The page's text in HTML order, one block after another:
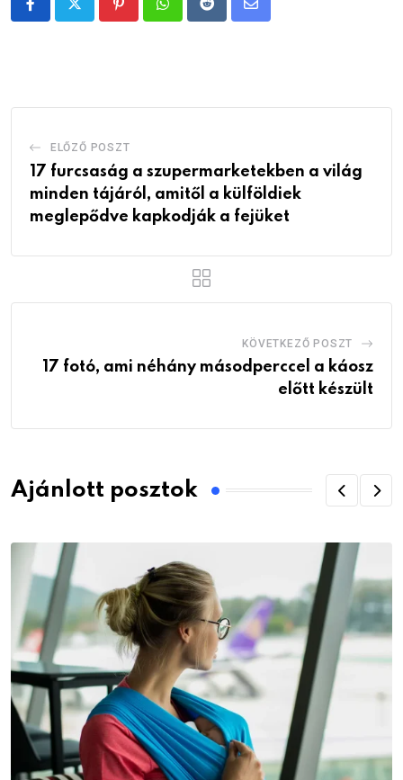
PinterestWhatsappRedditShare
ELŐZŐ POSZT
17 furcsaság a szupermarketekben a világ
minden tájáról, amitől a külföldiek
meglepődve kapkodják a fejüket
KÖVETKEZŐ POSZT
17 fotó, ami néhány másodperccel a káosz
előtt készült
Ajánlott posztok